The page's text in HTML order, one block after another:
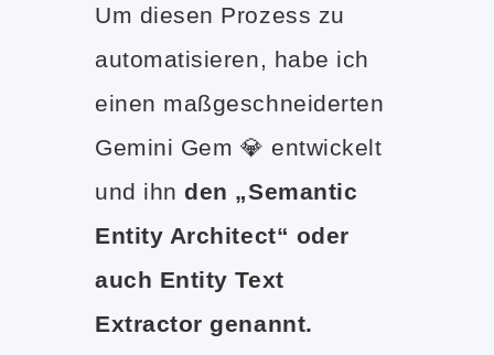
Um diesen Prozess zu
automatisieren, habe ich
einen maßgeschneiderten
Gemini Gem 💎 entwickelt
und ihnden „Semantic
Entity Architect“ oder
auch Entity Text
Extractor genannt.